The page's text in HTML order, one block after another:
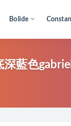
Bolide
藍色